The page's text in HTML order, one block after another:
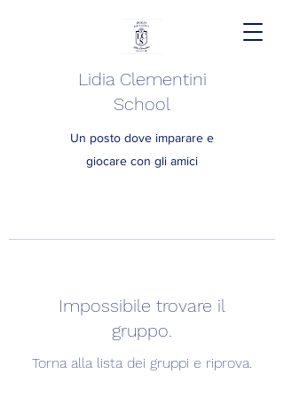
Lidia Clementini
School
Un posto dove imparare e
giocare con gli amici
Impossibile trovare il
gruppo.
Torna alla lista dei gruppi e riprova.